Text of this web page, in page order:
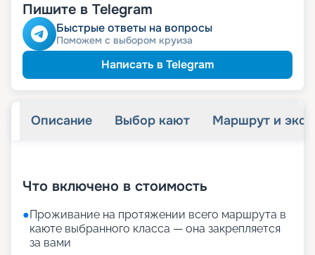
Пишите в Telegram
Быстрые ответы на вопросы
Поможем с выбором круиза
Написать в Telegram
Описание Выбор кают Маршрут и
Что включено в стоимость
●Проживание на протяжении всего маршрута в
каюте выбранного класса — она закрепляется
за вами